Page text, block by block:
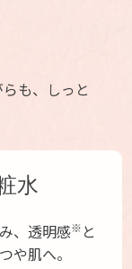
も、しっと
水
、透明感※ と
や肌へ。